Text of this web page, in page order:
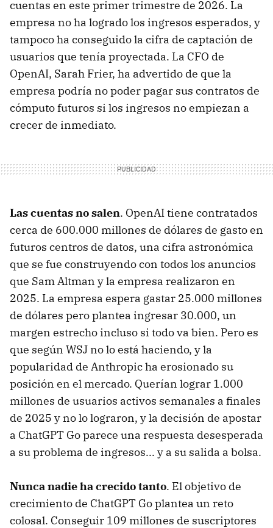
cuentas en este primer trimestre de 2026. La
empresa no ha logrado los ingresos esperados, y
tampoco ha conseguido la cifra de captación de
usuarios que tenía proyectada. La CFO de
OpenAI, Sarah Frier, ha advertido de que la
empresa podría no poder pagar sus contratos de
cómputo futuros si los ingresos no empiezan a
crecer de inmediato.
Las cuentas no salen. OpenAI tiene contratados
cerca de 600.000 millones de dólares de gasto en
futuros centros de datos, una cifra astronómica
que se fue construyendo con todos los anuncios
que Sam Altman y la empresa realizaron en
2025. La empresa espera gastar 25.000 millones
de dólares pero plantea ingresar 30.000, un
margen estrecho incluso si todo va bien. Pero es
que según WSJ no lo está haciendo, y la
popularidad de Anthropic ha erosionado su
posición en el mercado. Querían lograr 1.000
millones de usuarios activos semanales a finales
de 2025 y no lo lograron, y la decisión de apostar
a ChatGPT Go parece una respuesta desesperada
a su problema de ingresos... y a su salida a bolsa.
Nunca nadie ha crecido tanto. El objetivo de
crecimiento de ChatGPT Go plantea un reto
colosal. Conseguir 109 millones de suscriptores